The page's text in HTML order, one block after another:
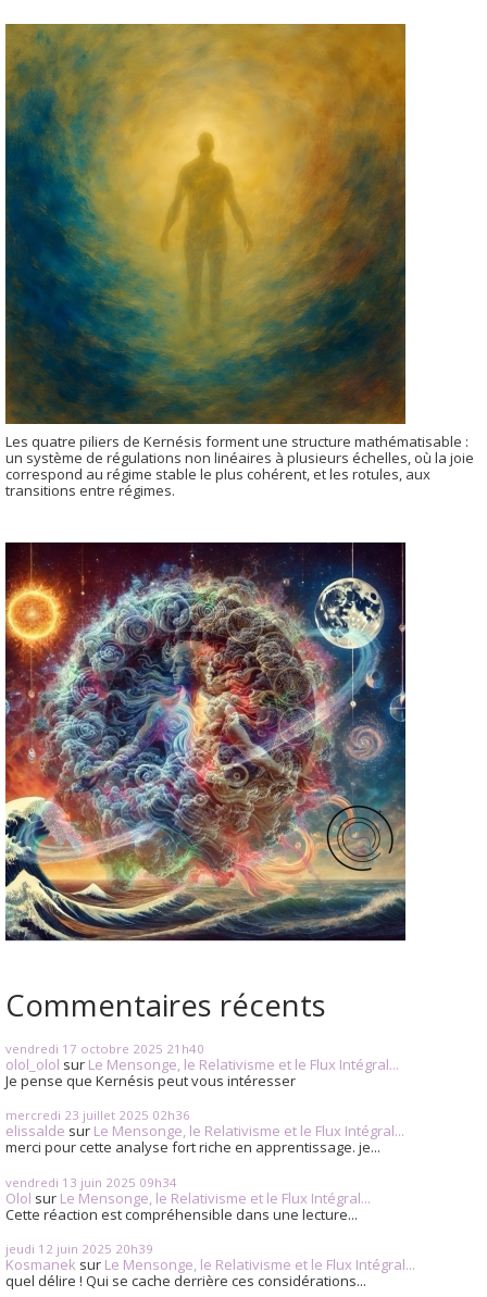
Les quatre piliers de Kernésis forment une structure mathématisable :
un système de régulations non linéaires à plusieurs échelles, où la joie
correspond au régime stable le plus cohérent, et les rotules, aux
transitions entre régimes.
Commentaires récents
vendredi 17 octobre 2025 21h40
olol_olol sur Le Mensonge, le Relativisme et le Flux Intégral...
Je pense que Kernésis peut vous intéresser
mercredi 23 juillet 2025 02h36
elissalde sur Le Mensonge, le Relativisme et le Flux Intégral...
merci pour cette analyse fort riche en apprentissage. je...
vendredi 13 juin 2025 09h34
Olol sur Le Mensonge, le Relativisme et le Flux Intégral...
Cette réaction est compréhensible dans une lecture...
jeudi 12 juin 2025 20h39
Kosmanek sur Le Mensonge, le Relativisme et le Flux Intégral...
quel délire ! Qui se cache derrière ces considérations...